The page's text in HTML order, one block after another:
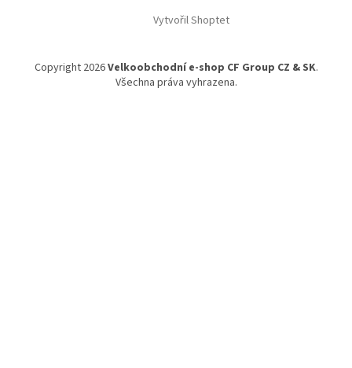
Vytvořil Shoptet
Copyright 2026Velkoobchodní e-shop CF Group CZ & SK.
Všechna práva vyhrazena.